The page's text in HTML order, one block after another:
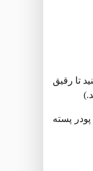
تا رقیق
پسته